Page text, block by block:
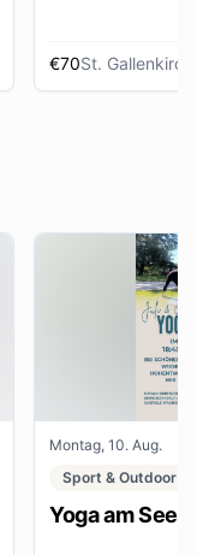
€70St. Gallenkirch
Montag, 10. Aug.
Sport & Outdoor
Yoga am See